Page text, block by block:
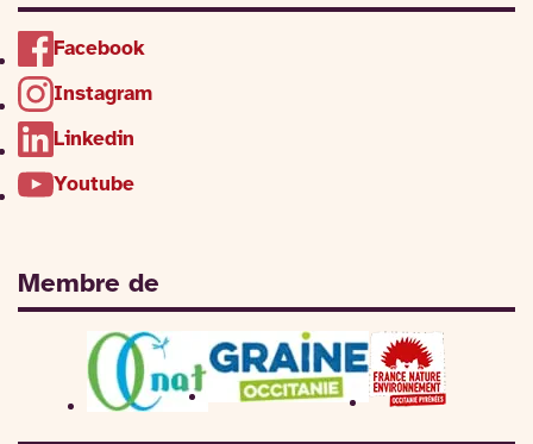
Facebook
Instagram
Linkedin
Youtube
Membre de